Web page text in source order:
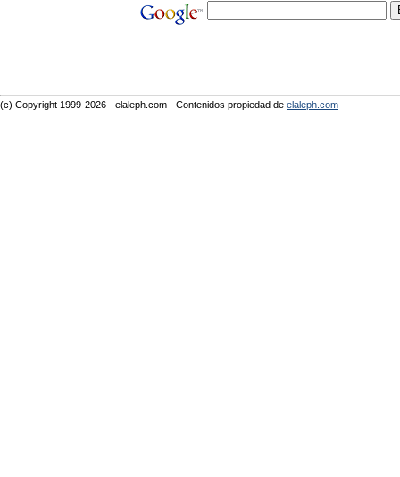
(c) Copyright 1999-2026 - elaleph.com - Contenidos propiedad de elaleph.com